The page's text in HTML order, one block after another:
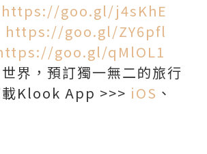
https://goo.gl/j4sKhE
https://goo.gl/ZY6pfl
goo.gl/qMlOL1
界，預訂獨一無二的旅行
載Klook App >>> iOS 、